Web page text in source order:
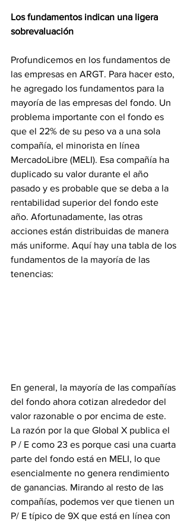
Los fundamentos indican una ligera
sobrevaluación
Profundicemos en los fundamentos de
las empresas en ARGT. Para hacer esto,
he agregado los fundamentos para la
mayoría de las empresas del fondo. Un
problema importante con el fondo es
que el 22% de su peso va a una sola
compañía, el minorista en línea
MercadoLibre (MELI). Esa compañía ha
duplicado su valor durante el año
pasado y es probable que se deba a la
rentabilidad superior del fondo este
año. Afortunadamente, las otras
acciones están distribuidas de manera
más uniforme. Aquí hay una tabla de los
fundamentos de la mayoría de las
tenencias:
En general, la mayoría de las compañías
del fondo ahora cotizan alrededor del
valor razonable o por encima de este.
La razón por la que Global X publica el
P / E como 23 es porque casi una cuarta
parte del fondo está en MELI, lo que
esencialmente no genera rendimiento
de ganancias. Mirando al resto de las
compañías, podemos ver que tienen un
P/ E típico de 9X que está en línea con